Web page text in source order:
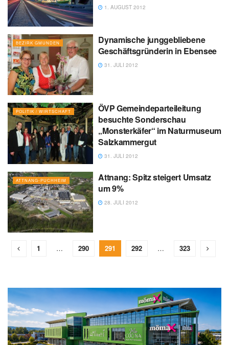
1. AUGUST 2012
BEZIRK GMUNDEN
Dynamische junggebliebene
Geschäftsgründerin in Ebensee
31. JULI 2012
POLITIK / WIRTSCHAFT
ÖVP Gemeindeparteileitung
besuchte Sonderschau
„Monsterkäfer“ im Naturmuseum
Salzkammergut
31. JULI 2012
ATTNANG-PUCHHEIM
Attnang: Spitz steigert Umsatz
um 9%
28. JULI 2012
1 … 290 291 292 … 323